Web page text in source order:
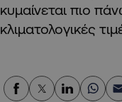
κυμαίνεται πιο
κλιματολογικές